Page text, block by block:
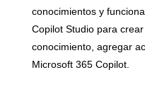
conocimientos y
Copilot Studio para
conocimiento, agregar
Microsoft 365 Copilot.